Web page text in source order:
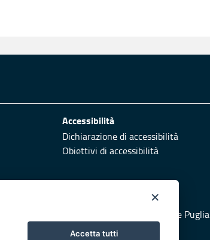
Accessibilità
Dichiarazione di accessibilità
Obiettivi di accessibilità
Vai al sito di Protezione Civile Puglia
×
Accetta tutti